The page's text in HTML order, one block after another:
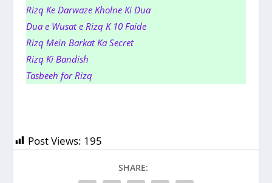
Rizq Ke Darwaze Kholne Ki Dua
Dua e Wusat e Rizq K 10 Faide
Rizq Mein Barkat Ka Secret
Rizq Ki Bandish
Tasbeeh for Rizq
Post Views: 195
SHARE: